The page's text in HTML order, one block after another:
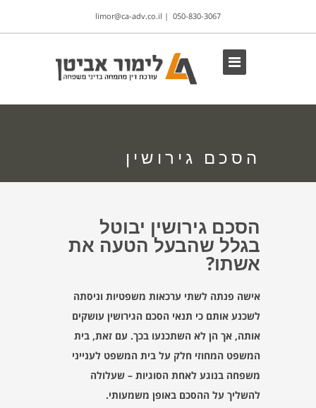
050-830-3067
|
limor@ca-adv.co.il
הסכם גירושין
הסכם גירושין יבוטל
בגלל שהבעל הטעה את
אשתו?
אישה פנתה לשתי ערכאות משפטיות וניסתה
לשכנע אותם כי תנאי הסכם הגירושין עושקים
אותה, אך הן לא השתכנעו בכך. עם זאת, בית
המשפט המחוזי חלק על בית המשפט לענייני
משפחה בנוגע לאחת הסוגיות – שעלולה
להשליך על ההסכם באופן משמעותי.